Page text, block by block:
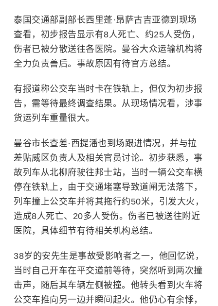
泰国交通部副部长西里蓬·昂萨古吉亚德到现场
查看，初步报告显示有8人死亡、约25人受伤，
伤者已被分散送往各医院。曼谷大众运输机构将
全力负责善后。事故原因有待官方总结。
有报道称公交车当时卡在铁轨上，但仅为初步报
告，需等待最终调查结果。从现场情况看，涉事
货运列车重量很大。
曼谷市长查差·西提潘也到场跟进情况，并与拉
差贴威区负责人及相关官员讨论。初步获悉，事
故列车从北柳府驶往邦士站，当时一辆公交车横
停在铁轨上，由于交通堵塞导致道闸无法落下，
列车撞上公交车并将其拖行约50米，引发大火，
造成8人死亡、20多人受伤。伤者已被送往附近
医院，具体细节有待相关机构总结。
38岁的安先生是事故受影响者之一，他回忆说，
当时自己开车在平交道前等待，突然听到两次撞
击声，随后其车辆左侧被撞。他转头看到火车将
公交车推向另一边并瞬间起火。他仍心有余悸，